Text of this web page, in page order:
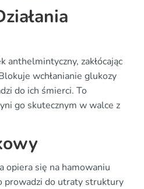
anthelmintyczny, zakłócając
wchłanianie glukozy
do ich śmierci. To
go skutecznym w walce z
opiera się na hamowaniu
prowadzi do utraty struktury